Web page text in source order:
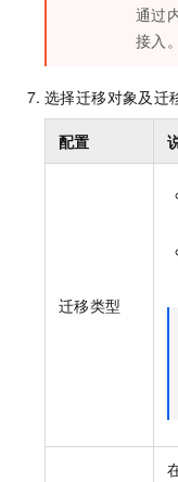
通过
接入。
选择迁移对象及迁
配置
迁移类型